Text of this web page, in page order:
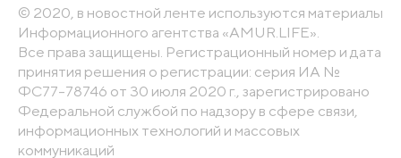
© 2020, в новостной ленте используются материалы
Информационного агентства «AMUR.LIFE».
Все права защищены. Регистрационный номер и дата
принятия решения о регистрации: серия ИА №
ФС77-78746 от 30 июля 2020 г., зарегистрировано
Федеральной службой по надзору в сфере связи,
информационных технологий и массовых
коммуникаций